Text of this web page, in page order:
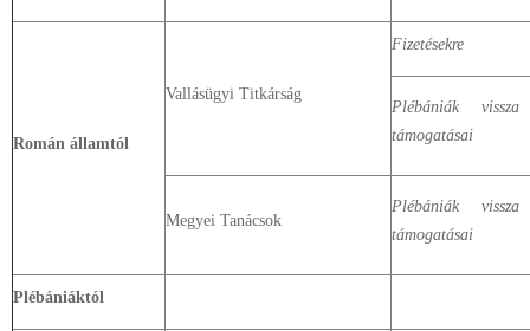
Román államtól
Vallásügyi Titkárság
Fizetésekre
Plébániák
támogatásai
Megyei Tanácsok
Plébániák
támogatásai
Plébániáktól